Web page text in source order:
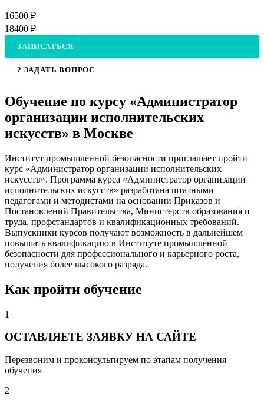
16500 ₽
18400 ₽
ЗАПИСАТЬСЯ
? ЗАДАТЬ ВОПРОС
Обучение по курсу «Администратор
организации исполнительских
искусств» в Москве
Институт промышленной безопасности приглашает пройти
курс «Администратор организации исполнительских
искусств». Программа курса «Администратор организации
исполнительских искусств» разработана штатными
педагогами и методистами на основании Приказов и
Постановлений Правительства, Министерств образования и
труда, профстандартов и квалификационных требований.
Выпускники курсов получают возможность в дальнейшем
повышать квалификацию в Институте промышленной
безопасности для профессионального и карьерного роста,
получения более высокого разряда.
Как пройти обучение
1
ОСТАВЛЯЕТЕ ЗАЯВКУ НА САЙТЕ
Перезвоним и проконсультируем по этапам получения
обучения
2